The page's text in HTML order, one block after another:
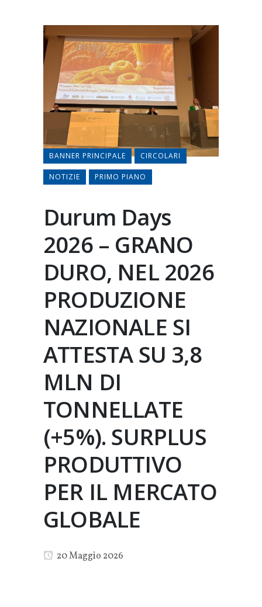
BANNER PRINCIPALE CIRCOLARI
NOTIZIE PRIMO PIANO
Durum Days
2026 – GRANO
DURO, NEL 2026
PRODUZIONE
NAZIONALE SI
ATTESTA SU 3,8
MLN DI
TONNELLATE
(+5%). SURPLUS
PRODUTTIVO
PER IL MERCATO
GLOBALE
20 Maggio 2026